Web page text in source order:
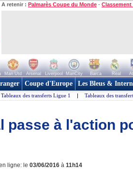
A retenir : Palmarès Coupe du Monde - Classement
Man Utd Arsenal Liverpool ManCity Barca Real
Coupe d'Europe Les Bleus &
Tableaux des transferts Ligue 1 | Tableaux des
passe à l'action
ligne: le 03/06/2016 à 11h14